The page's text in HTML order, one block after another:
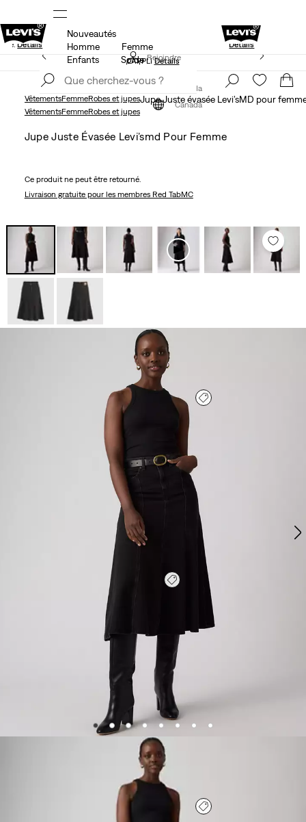
15 % DE RABAIS SUR VOTRE PREMIÈRE
Détails
SOLDES.
Détails
Rejoindre
Canada
Nouveautés
Homme
Femme
Enfants
Solde
LE MEILLEUR DE LEVI'SMD – MAINTENANT DANS
L’APPLIDétails
maintenant
Canada
VêtementsFemmeRobes et jupesJupe Juste évasée Levi’sMD pour
VêtementsFemmeRobes et jupes
Jupe Juste Évasée Levi’smd Pour Femme
Ce produit ne peut être retourné.
Livraison gratuitepour les membres Red TabMC